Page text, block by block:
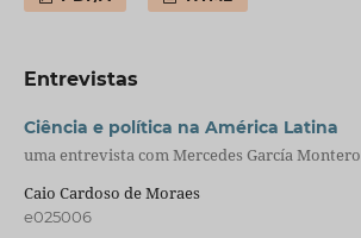
Entrevistas
Ciência e política na América Latina
uma entrevista com Mercedes García Montero
Caio Cardoso de Moraes
e025006